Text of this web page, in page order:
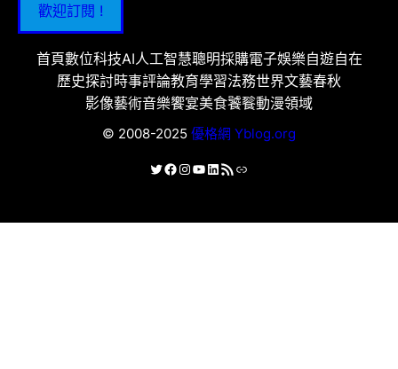
歡迎訂閱 !
首頁數位科技AI人工智慧聰明採購電子娛樂自遊自在
歷史探討時事評論教育學習法務世界文藝春秋
影像藝術音樂饗宴美食饕餮動漫領域
© 2008-2025 優格網 Yblog.org
X Facebook
Instagram
YouTube
LinkedIn
RSS 資訊提供連結